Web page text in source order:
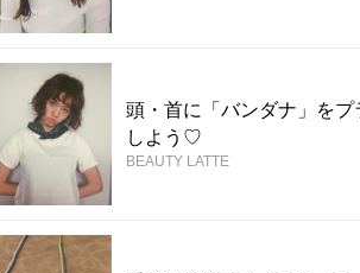
頭・首に「バンダナ」を
しよう♡
BEAUTY LATTE